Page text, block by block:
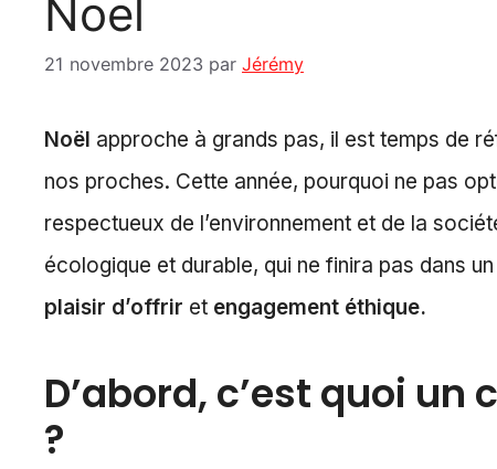
Noel
21 novembre 2023 par Jérémy
Noël approche à grands pas, il est temps de
nos proches. Cette année, pourquoi ne pas
respectueux de l’environnement et de la
écologique et durable, qui ne finira pas dans
plaisir d’offrir et engagement éthique.
D’abord, c’est quoi
?